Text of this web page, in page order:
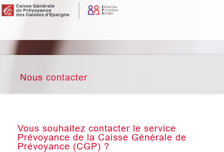
Nous contacter
Vous souhaitez contacter le service
Prévoyance de la Caisse Générale de
Prévoyance (CGP) ?